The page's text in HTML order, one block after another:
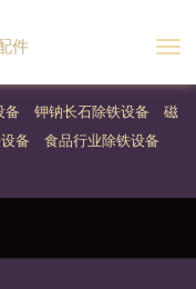
件
备 钾钠长石除铁设备
磁
备
食品行业除铁设备